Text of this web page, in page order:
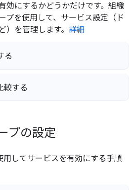
効にするかどうかだけです。組織
プを使用して、サービス設定（ド
）を管理します。 詳細
る
較する
プの設定
用してサービスを有効にする手順